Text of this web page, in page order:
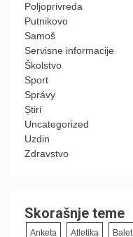
Poljoprivreda
Putnikovo
Samoš
Servisne informacije
Školstvo
Sport
Správy
Știri
Uncategorized
Uzdin
Zdravstvo
Skorašnje teme
Anketa Atletika Balet